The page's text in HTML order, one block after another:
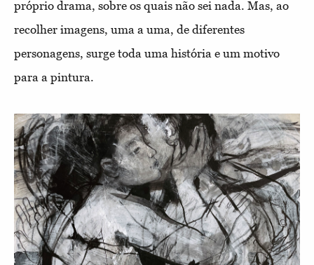
próprio drama, sobre os quais não sei nada. Mas, ao
recolher imagens, uma a uma, de diferentes
personagens, surge toda uma história e um motivo
para a pintura.